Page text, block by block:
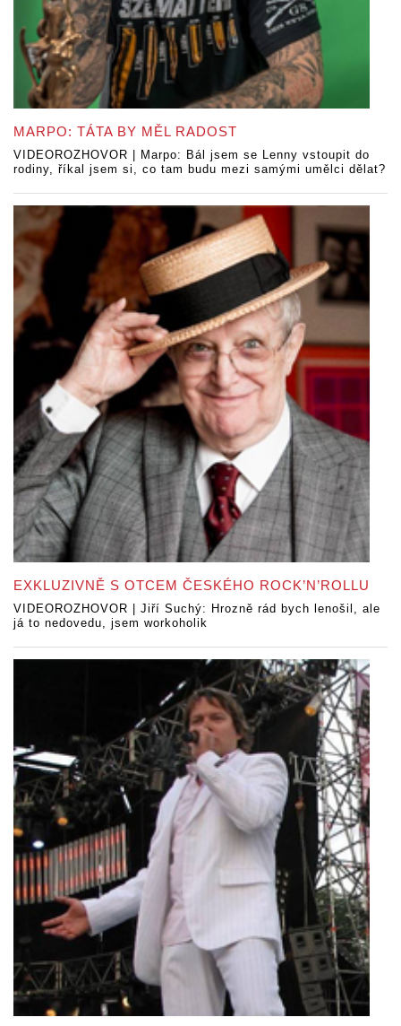
MARPO: TÁTA BY MĚL RADOST
VIDEOROZHOVOR | Marpo: Bál jsem se Lenny vstoupit do
rodiny, říkal jsem si, co tam budu mezi samými umělci dělat?
EXKLUZIVNĚ S OTCEM ČESKÉHO ROCK’N’ROLLU
VIDEOROZHOVOR | Jiří Suchý: Hrozně rád bych lenošil, ale
já to nedovedu, jsem workoholik